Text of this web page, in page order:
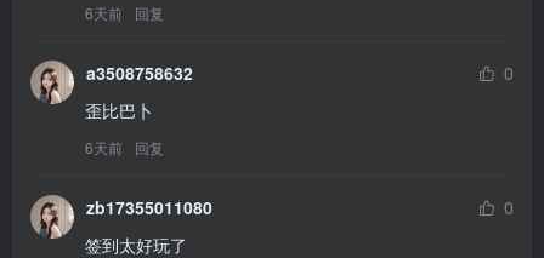
6天前 回复
a3508758632
0
歪比巴卜
6天前 回复
zb17355011080
0
签到太好玩了